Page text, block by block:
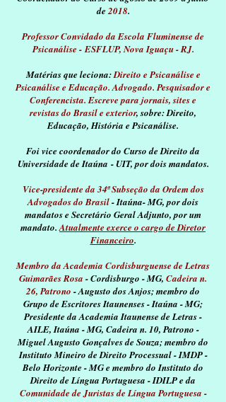
de2018.
Professor Convidado da Escola Fluminense de
Psicanálise -ESFLUP, Nova Iguaçu - RJ.
Matérias que leciona:Direito e Psicanálise e
Psicanálise e Educação.Advogado. Pesquisador e
Conferencista.Escreve para jornais, sites e
revistas do Brasil e exterior, sobre:Direito,
Educação, História e Psicanálise.
Foi vice coordenador do Curso de Direito da
Universidade de Itaúna - UIT, por dois mandatos.
Vice-presidente da 34ª Subseção da Ordem dos
Advogados do Brasil- Itaúna- MG, por dois
mandatos e Secretário Geral Adjunto, por um
mandato.Atualmente exerce o cargo de Diretor
Financeiro.
Membro da Academia Cordisburguense de Letras
Guimarães Rosa - Cordisburgo - MG, Cadeira n.
26, Patrono - Augusto dos Anjos; membro do
Grupo de Escritores Itaunenses - Itaúna - MG;
Presidente da Academia Itaunense de Letras -
AILE, Itaúna - MG, Cadeira n. 10, Patrono -
Miguel Augusto Gonçalves de Souza; membro do
Instituto Mineiro de Direito Processual - IMDP -
Belo Horizonte - MG e membro do Instituto do
Direito de Língua Portuguesa - IDILP e da
Comunidade de Juristas de Língua Portuguesa -